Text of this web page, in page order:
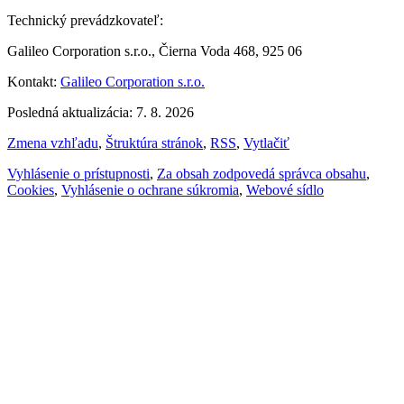
Technický prevádzkovateľ:
Galileo Corporation s.r.o., Čierna Voda 468, 925 06
Kontakt: Galileo Corporation s.r.o.
Posledná aktualizácia: 7. 8. 2026
Zmena vzhľadu, Štruktúra stránok, RSS, Vytlačiť
Vyhlásenie o prístupnosti, Za obsah zodpovedá správca obsahu,
Cookies, Vyhlásenie o ochrane súkromia, Webové sídlo